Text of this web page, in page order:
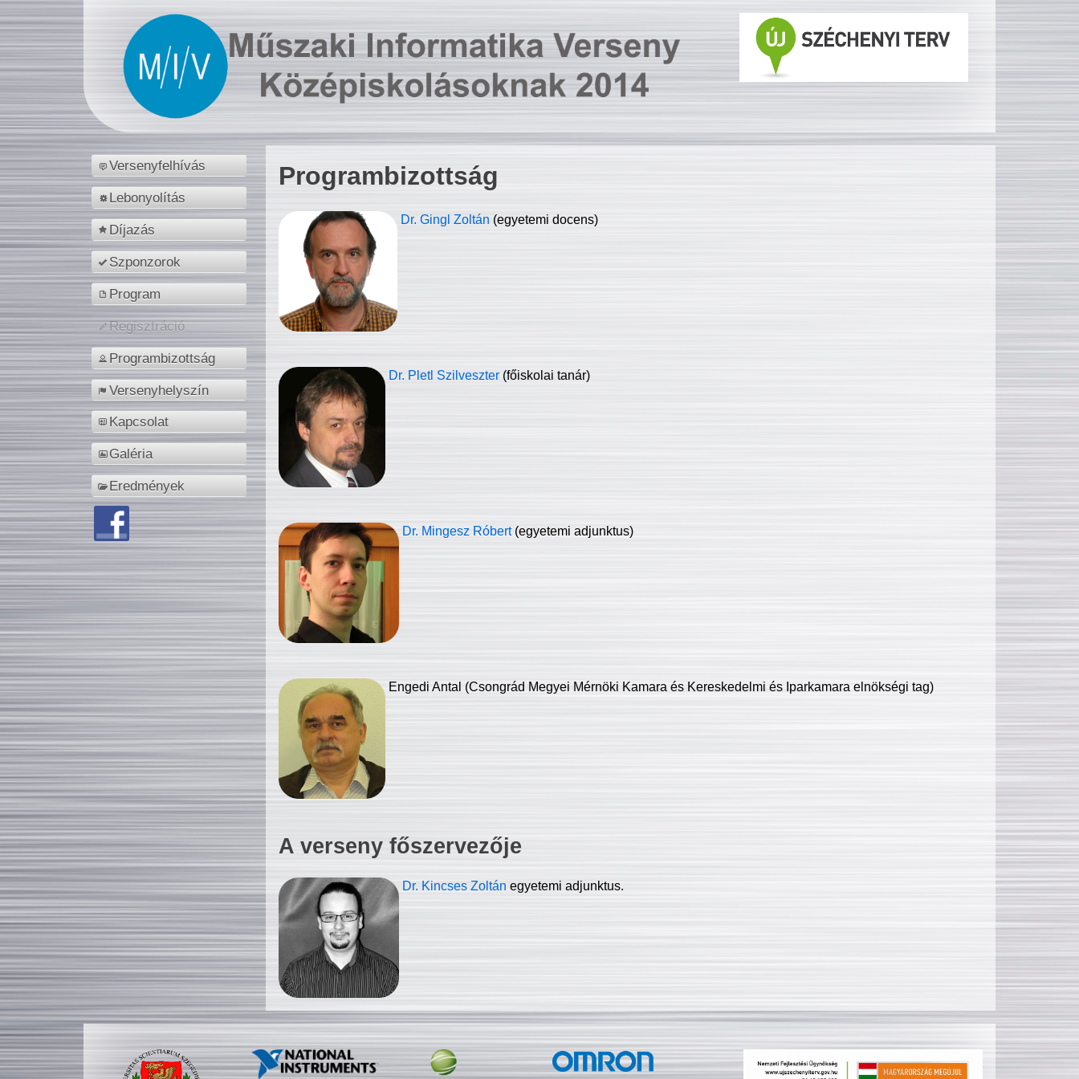
Versenyfelhívás
Lebonyolítás
Díjazás
Szponzorok
Program
Regisztráció
Programbizottság
Versenyhelyszín
Kapcsolat
Galéria
Eredmények
Programbizottság
Dr. Gingl Zoltán (egyetemi docens)
Dr. Pletl Szilveszter (főiskolai tanár)
Dr. Mingesz Róbert (egyetemi adjunktus)
Engedi Antal (Csongrád Megyei Mérnöki Kamara és Kereskedelmi és Iparkamara elnökségi tag)
A verseny főszervezője
Dr. Kincses Zoltán egyetemi adjunktus.